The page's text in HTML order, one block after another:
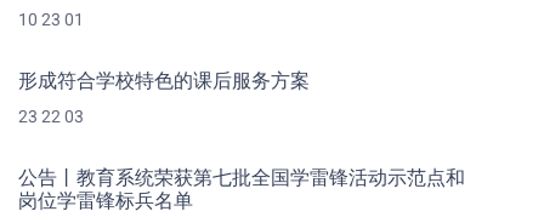
10 23 01
形成符合学校特色的课后服务方案
23 22 03
公告丨教育系统荣获第七批全国学雷锋活动示范点和
岗位学雷锋标兵名单